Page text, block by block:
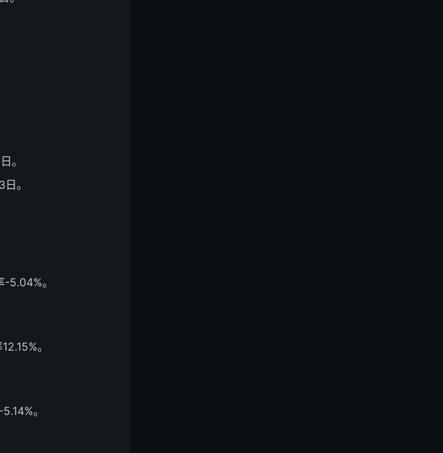
。
。
5.04%。
。
。